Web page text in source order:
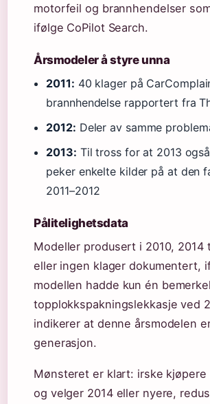
motorfeil og brannhendelser
ifølge CoPilot Search.
Årsmodeler å styre unna
2011: 40 klager på
brannhendelse rapportert fra
2012: Deler av samme
2013: Til tross for at 2013
peker enkelte kilder på at den
2011–2012
Pålitelighetsdata
Modeller produsert i 2010,
eller ingen klager dokumentert,
modellen hadde kun én
topplokkspakningslekkasje ved
indikerer at denne årsmodelen
generasjon.
Mønsteret er klart: irske kjøpere
og velger 2014 eller nyere,